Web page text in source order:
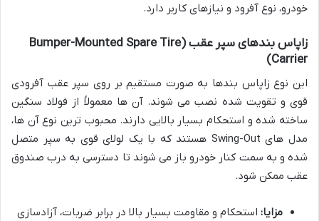
خودرو، نوع آفرود و نیازهای کاربر دارد.
زاپاس بندهای سپر عقب (Bumper-Mounted Spare Tire
Carrier)
این نوع زاپاس بندها به صورت مستقیم بر روی سپر عقب آفرودی
قوی و تقویت شده نصب می شوند. آن ها معمولاً از فولاد سنگین
ساخته شده و استحکام بسیار بالایی دارند. محبوب ترین نوع آن ها،
مدل های Swing-Out هستند که با یک لولای قوی به سپر متصل
شده و به سمت کنار خودرو باز می شوند تا دسترسی به درب صندوق
عقب ممکن شود.
مزایا: استحکام و مقاومت بسیار بالا در برابر ضربات، آزادسازی